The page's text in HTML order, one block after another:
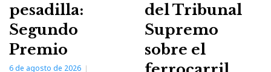
pesadilla:
Segundo
Premio
6 de agosto de 2026
del Tribunal
Supremo
sobre el